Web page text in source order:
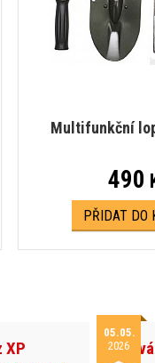
Multifunkční
490
PŘIDAT DO
XP
05.05.
2026